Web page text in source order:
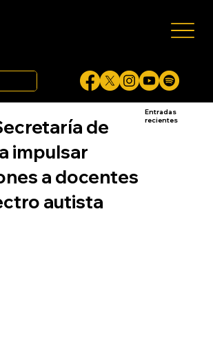
de
impulsar
a docentes
autista
Entradas
recientes